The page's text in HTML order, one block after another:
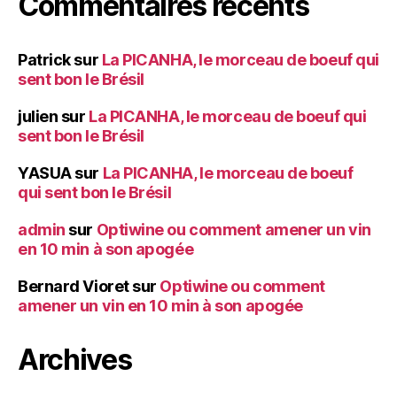
Patricksur La PICANHA, le morceau de boeuf qui
sent bon le Brésil
julien sur La PICANHA, le morceau de boeuf qui
sent bon le Brésil
YASUAsur La PICANHA, le morceau de boeuf
qui sent bon le Brésil
admin sur Optiwine ou comment amener un vin
en 10 min à son apogée
Bernard Vioretsur Optiwine ou comment
amener un vin en 10 min à son apogée
Archives